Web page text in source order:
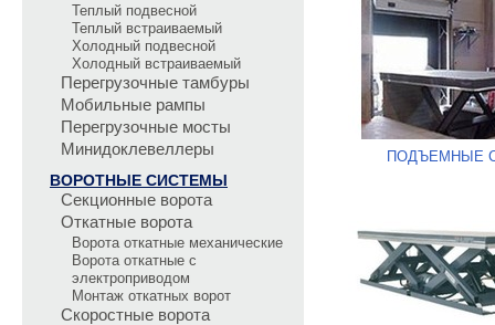
Теплый подвесной
Теплый встраиваемый
Холодный подвесной
Холодный встраиваемый
Перегрузочные тамбуры
Мобильные рампы
Перегрузочные мосты
Минидоклевеллеры
ВОРОТНЫЕ СИСТЕМЫ
Секционные ворота
Откатные ворота
Ворота откатные механические
Ворота откатные с
электроприводом
Монтаж откатных ворот
Скоростные ворота
ПОДЪЕМНЫЕ